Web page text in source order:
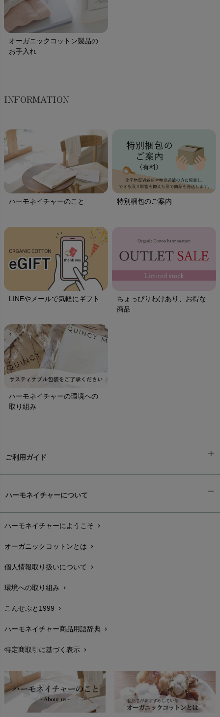
オーガニックコットン製品の
お手入れ
INFORMATION
ハーモネイチャーのこと 特別梱包のご案内
LINEやメールで気軽にギフト
ちょっぴりわけあり、お得な
商品
ハーモネイチャーの環境への
取り組み
ご利用ガイド
配送と送料chevron_right
在庫状況と発送予定chevron_right
サイズ・寸法chevron_right
生地・素材chevron_right
お手入れについて
レビューを書こうchevron_right
返品交換chevron_right
FAXでのご注文
お問い合わせchevron_right
ハーモネイチャーについて
ハーモネイチャーにようこそ chevron_right
オーガニックコットンとは chevron_right
個人情報取り扱いについて chevron_right
環境への取り組み chevron_right
こんせぷと1999 chevron_right
ハーモネイチャー商品用語辞典 chevron_right
特定商取引に基づく表示 chevron_right